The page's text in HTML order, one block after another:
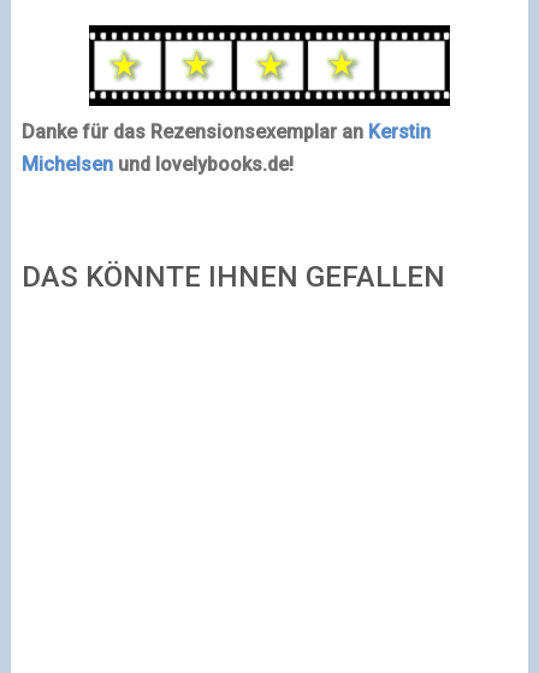
Danke für das Rezensionsexemplar an Kerstin
Michelsenund lovelybooks.de!
DAS KÖNNTE IHNEN GEFALLEN